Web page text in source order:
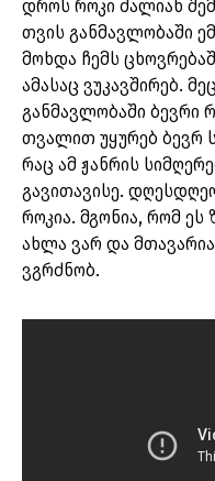
დროს როკი ძალიან
თვის განმავლობაში
მოხდა ჩემს
ამასაც ვუკავშირებ.
განმავლობაში ბევრი
თვალით უყურებ ბევრ
რაც ამ ჟანრის
გავითავისე.
როკია. მგონია, რომ ეს
ახლა ვარ და
ვგრძნობ.